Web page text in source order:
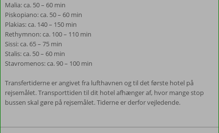
Malia: ca. 50 – 60 min
Piskopiano: ca. 50 – 60 min
Plakias: ca. 140 – 150 min
Rethymnon: ca. 100 – 110 min
Sissi: ca. 65 – 75 min
Stalis: ca. 50 – 60 min
Stavromenos: ca. 90 – 100 min
Transfertiderne er angivet fra lufthavnen og til det første hotel på
rejsemålet. Transporttiden til dit hotel afhænger af, hvor mange stop
bussen skal gøre på rejsemålet. Tiderne er derfor vejledende.